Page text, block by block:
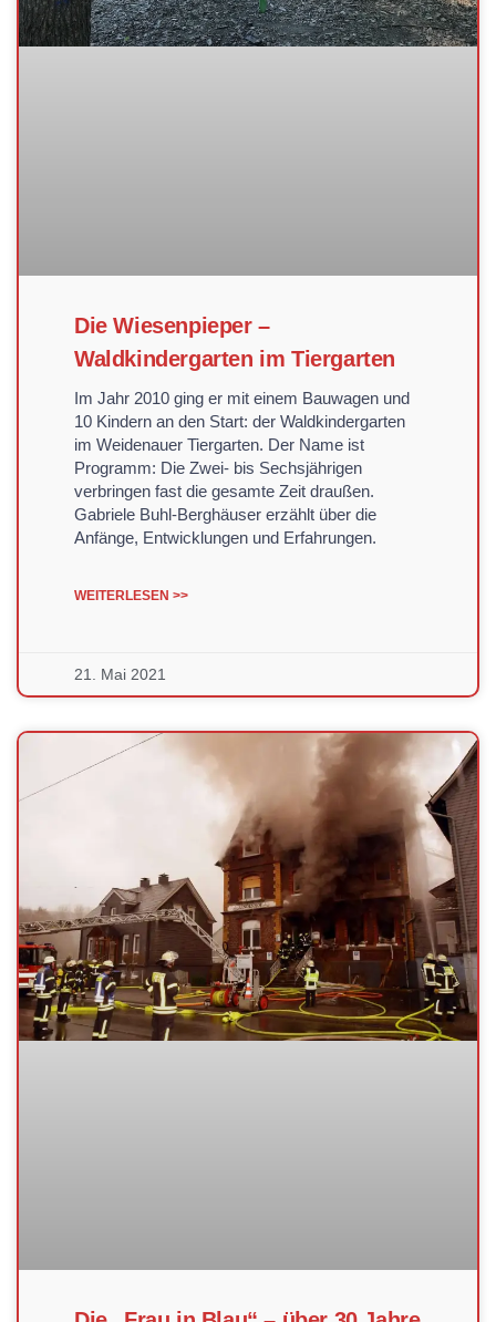
Die Wiesenpieper –
Waldkindergarten im Tiergarten
Im Jahr 2010 ging er mit einem Bauwagen und
10 Kindern an den Start: der Waldkindergarten
im Weidenauer Tiergarten. Der Name ist
Programm: Die Zwei- bis Sechsjährigen
verbringen fast die gesamte Zeit draußen.
Gabriele Buhl-Berghäuser erzählt über die
Anfänge, Entwicklungen und Erfahrungen.
WEITERLESEN >>
21. Mai 2021